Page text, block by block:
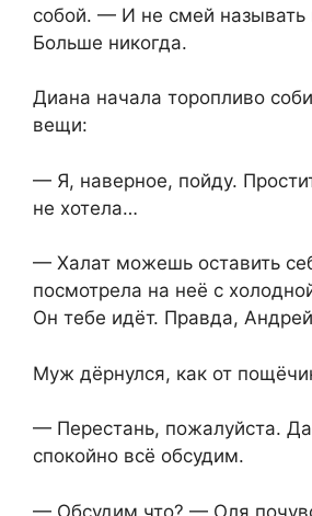
собой. — И не смей
Больше никогда.
Диана начала торопливо
вещи:
— Я, наверное, пойду.
не хотела…
— Халат можешь оставить
посмотрела на неё с
Он тебе идёт. Правда,
Муж дёрнулся, как от
— Перестань, пожалуйста.
спокойно всё обсудим.
— Обсудим что? — Оля